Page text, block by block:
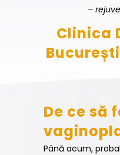
–
Clinica
De ce să
Până acum,